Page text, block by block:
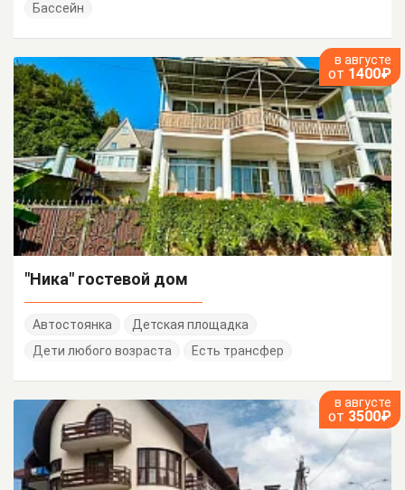
Бассейн
в августе
от 1400₽
"Ника" гостевой дом
Автостоянка
Детская площадка
Дети любого возраста
Есть трансфер
в августе
от 3500₽